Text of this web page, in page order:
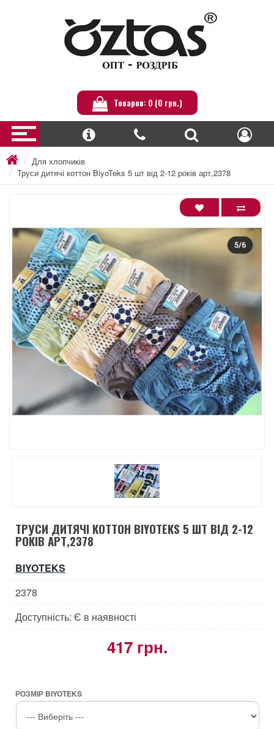
Товаров: 0 (0 грн.)
Для хлопчиків
Труси дитячі коттон BiyoTeks 5 шт від 2-12 років арт,2378
ТРУСИ ДИТЯЧІ КОТТОН BIYOTEKS 5 ШТ ВІД 2-12
РОКІВ АРТ,2378
BIYOTEKS
2378
Доступність: Є в наявності
417 грн.
РОЗМІР BIYOTEKS